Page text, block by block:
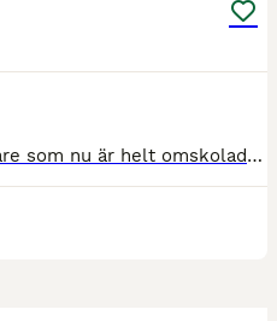
Livi Joy är en 15 årig f.d travare som nu är helt omskolad till dressyr. Han har en ren och fin galopp och är tävlad i lättare klasser med bra resultat. Jag hoppas hitta ett hem som vill fortsätta me